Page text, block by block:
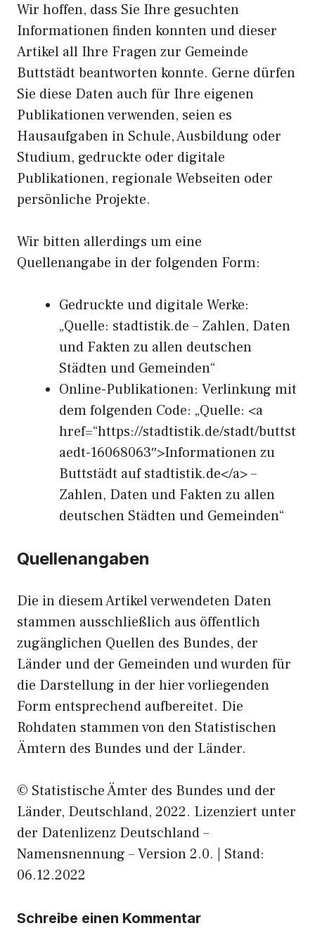
Wir hoffen, dass Sie Ihre gesuchten
Informationen finden konnten und dieser
Artikel all Ihre Fragen zur Gemeinde
Buttstädt beantworten konnte. Gerne dürfen
Sie diese Daten auch für Ihre eigenen
Publikationen verwenden, seien es
Hausaufgaben in Schule, Ausbildung oder
Studium, gedruckte oder digitale
Publikationen, regionale Webseiten oder
persönliche Projekte.
Wir bitten allerdings um eine
Quellenangabe in der folgenden Form:
Gedruckte und digitale Werke:
„Quelle: stadtistik.de – Zahlen, Daten
und Fakten zu allen deutschen
Städten und Gemeinden“
Online-Publikationen: Verlinkung mit
dem folgenden Code: „Quelle: <a
href=“https://stadtistik.de/stadt/buttst
aedt-16068063″>Informationen zu
Buttstädt auf stadtistik.de</a> –
Zahlen, Daten und Fakten zu allen
deutschen Städten und Gemeinden“
Quellenangaben
Die in diesem Artikel verwendeten Daten
stammen ausschließlich aus öffentlich
zugänglichen Quellen des Bundes, der
Länder und der Gemeinden und wurden für
die Darstellung in der hier vorliegenden
Form entsprechend aufbereitet. Die
Rohdaten stammen von den Statistischen
Ämtern des Bundes und der Länder.
© Statistische Ämter des Bundes und der
Länder, Deutschland, 2022. Lizenziert unter
der Datenlizenz Deutschland –
Namensnennung – Version 2.0. | Stand:
06.12.2022
Schreibe einen Kommentar